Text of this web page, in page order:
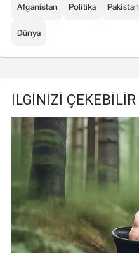
Afganistan Politika Pakistan
Dünya